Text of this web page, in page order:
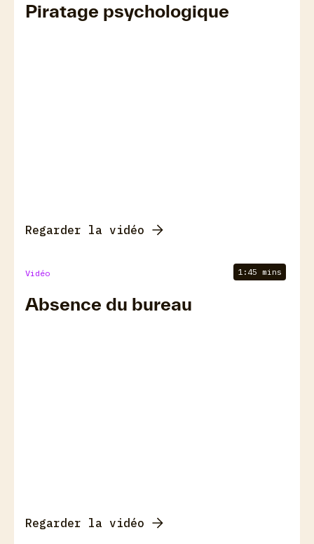
Piratage psychologique
Regarder la vidéo
Vidéo 1:45 mins
Absence du bureau
Regarder la vidéo